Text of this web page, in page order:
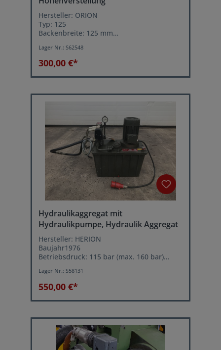
Hersteller: ORION
Typ: 125
Backenbreite: 125 mm
360° drehbar
Höhenverstellung: 250 mm
Lager Nr.: S62548
300,00 €*
Hydraulikaggregat mit
Hydraulikpumpe, Hydraulik Aggregat
Hersteller: HERION
Baujahr1976
Betriebsdruck: 115 bar (max. 160 bar)
Tankinhalt: 40 Liter
Motorleistung Pumpe : 1,5 kW
Lager Nr.: S58131
550,00 €*